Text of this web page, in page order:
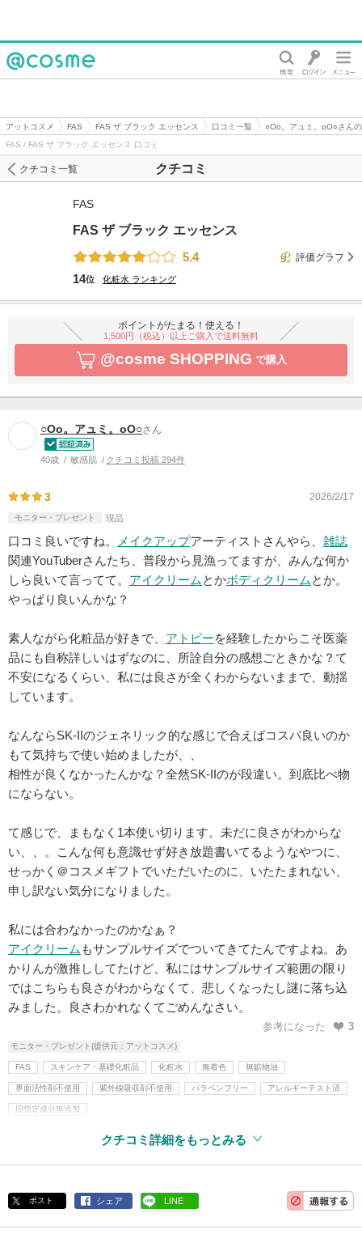
アットコスメ FAS FAS ザ ブラック エッセンス 口コミ一覧
○Οο。アュミ。οΟ○さん
FAS / FAS ザ ブラック エッセンス 口コミ
クチコミ
クチコミ一覧
FAS
FAS ザ ブラック エッセンス
5.4
評価グラフ
14位 化粧水 ランキング
ポイントがたまる！使える！
1,500円（税込）以上ご購入で送料無料
@cosme SHOPPING で購入
○Οο。アュミ。οΟ○さん
40歳 敏感肌 クチコミ投稿 294件
3 2026/2/17
モニター・プレゼント 現品
口コミ良いですね。 メイクアップアーティストさんやら、 雑誌
関連YouTuberさんたち、普段から見漁ってますが、みんな何か
しら良いて言ってて。 アイクリーム とかボディクリーム とか。
やっぱり良いんかな？
素人ながら化粧品が好きで、 アトピーを経験したからこそ医薬
品にも自称詳しいはずなのに、所詮自分の感想ごときかな？て
不安になるくらい、私には良さが全くわからないままで、動揺
しています。
なんならSK-IIのジェネリック的な感じで合えばコスパ良いのか
もて気持ちで使い始めましたが、、
相性が良くなかったんかな？全然SK-IIのが段違い。到底比べ物
にならない。
て感じで、まもなく1本使い切ります。未だに良さがわからな
い、、。こんな何も意識せず好き放題書いてるようなやつに、
せっかく＠コスメギフトでいただいたのに、いたたまれない、
申し訳ない気分になりました。
私には合わなかったのかなぁ？
アイクリーム もサンプルサイズでついてきてたんですよね。あ
かりんが激推ししてたけど、私にはサンプルサイズ範囲の限り
ではこちらも良さがわからなくて、悲しくなったし謎に落ち込
みました。良さわかれなくてごめんなさい。
参考になった 3
モニター・プレゼント(提供元：アットコスメ)
FAS スキンケア・基礎化粧品 化粧水 無着色 無鉱物油
界面活性剤不使用 紫外線吸収剤不使用 パラベンフリー アレルギーテスト済
旧指定成分無添加
クチコミ詳細をもっとみる
ポスト シェア LINE